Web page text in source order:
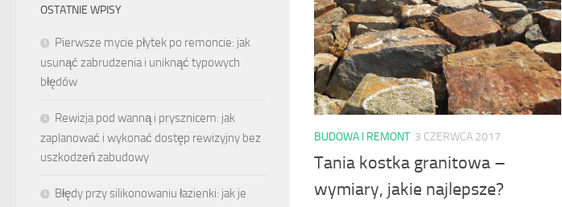
BUDOWA I REMONT 3 CZERWCA 2017
Tania kostka granitowa –
wymiary, jakie najlepsze?
OSTATNIE WPISY
Pierwsze mycie płytek po remoncie: jak
usunąć zabrudzenia i uniknąć typowych
błędów
Rewizja pod wanną i prysznicem: jak
zaplanować i wykonać dostęp rewizyjny bez
uszkodzeń zabudowy
Błędy przy silikonowaniu łazienki: jak je